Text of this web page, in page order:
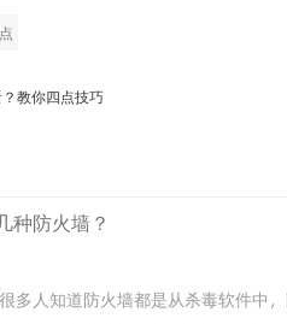
教你四点技巧
种防火墙？
多人知道防火墙都是从杀毒软件中